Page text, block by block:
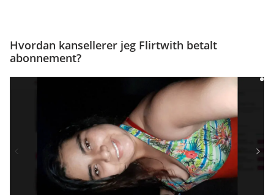
Hvordan kansellerer jeg Flirtwith betalt
abonnement?